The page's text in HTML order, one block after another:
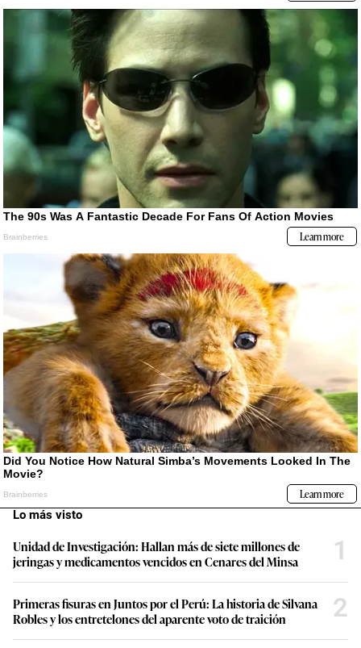
Lo más visto
Unidad de Investigación: Hallan más de siete millones de
jeringas y medicamentos vencidos en Cenares del Minsa
1
Primeras fisuras en Juntos por el Perú: La historia de Silvana
Robles y los entretelones del aparente voto de traición
2